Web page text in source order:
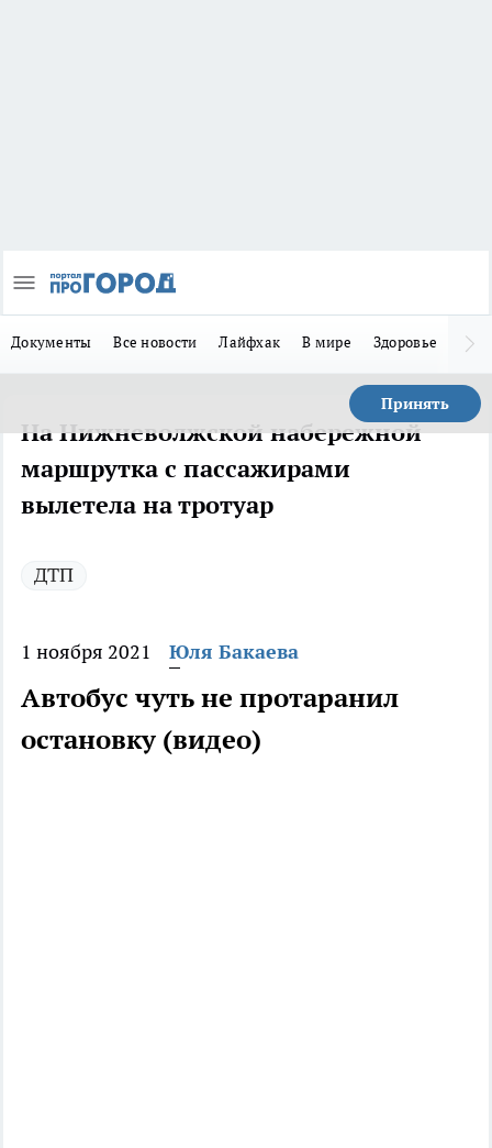
Документы Все новости Лайфхак В мире Здоровье
Принять
На Нижневолжской набережной
маршрутка с пассажирами
вылетела на тротуар
ДТП
1 ноября 2021 Юля Бакаева
Автобус чуть не протаранил
остановку (видео)